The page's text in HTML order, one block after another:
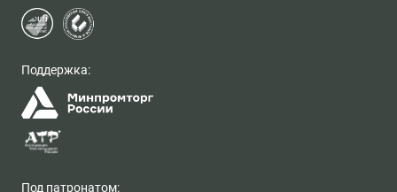
Поддержка:
Под патронатом: